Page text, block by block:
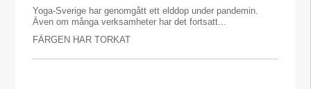
Yoga-Sverige har genomgått ett elddop under pandemin.
Även om många verksamheter har det fortsatt...
FÄRGEN HAR TORKAT